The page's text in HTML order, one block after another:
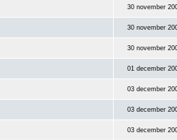
30 november
30 november
30 november
01 december
03 december
03 december
03 december